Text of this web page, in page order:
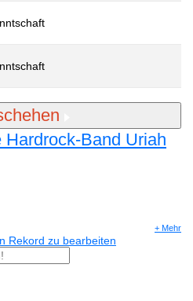
Hardrock-Band Uriah
+ Mehr
Rekord zu bearbeiten